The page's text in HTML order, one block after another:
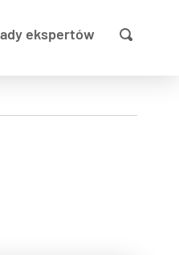
ekspertów